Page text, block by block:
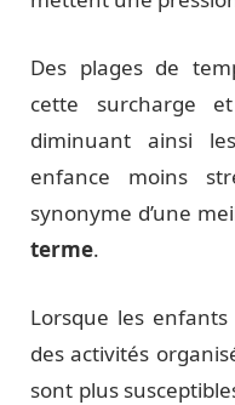
Des plages de
cette surcharge
diminuant ainsi
enfance moins
synonyme d’une
terme.
Lorsque les
des activités
sont plus